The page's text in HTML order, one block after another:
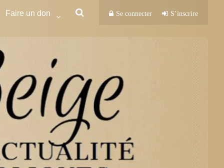
Faire un don Se connecter S’inscrire